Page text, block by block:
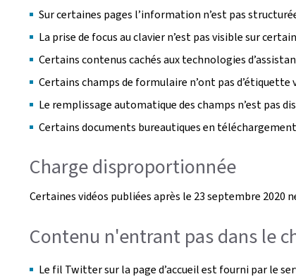
Sur certaines pages l’information n’est pas
La prise de focus au clavier n’est pas visible sur
Certains contenus cachés aux technologies
Certains champs de formulaire n’ont pas d’étiquette
Le remplissage automatique des champs n’est pas
Certains documents bureautiques en
Charge disproportionnée
Certaines vidéos publiées après le 23 septembre 2020
Contenu n'entrant pas dans le
Le fil Twitter sur la page d’accueil est fourni par le